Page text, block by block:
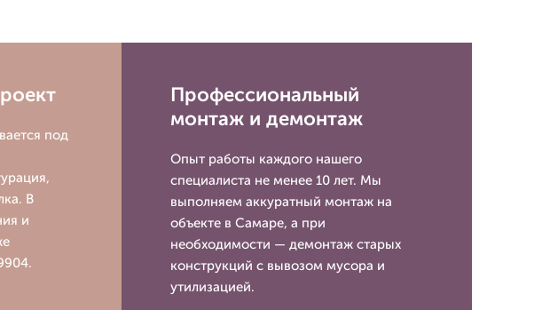
под
В
и
Профессиональный
монтаж и демонтаж
Опыт работы каждого нашего
специалиста не менее 10 лет. Мы
выполняем аккуратный монтаж на
объекте в Самаре, а при
необходимости — демонтаж старых
конструкций с вывозом мусора и
утилизацией.